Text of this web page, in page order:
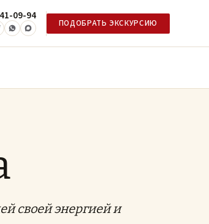
09-94
ПОДОБРАТЬ ЭКСКУРСИЮ
своей энергией и